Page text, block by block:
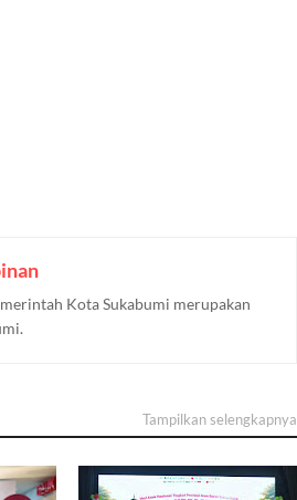
Kota Sukabumi merupakan
Tampilkan selengkapnya